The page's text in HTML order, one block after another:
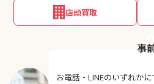
店頭買取
事
お電話・LINEのいずれか